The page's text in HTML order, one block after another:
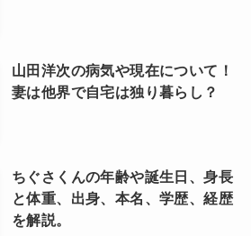
山田洋次の病気や現在について！
妻は他界で自宅は独り暮らし？
ちぐさくんの年齢や誕生日、身長
と体重、出身、本名、学歴、経歴
を解説。